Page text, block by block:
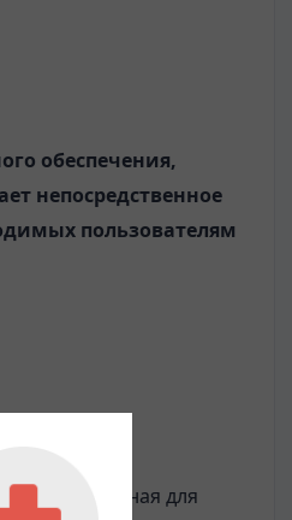
обеспечения,
непосредственное
пользователям
для